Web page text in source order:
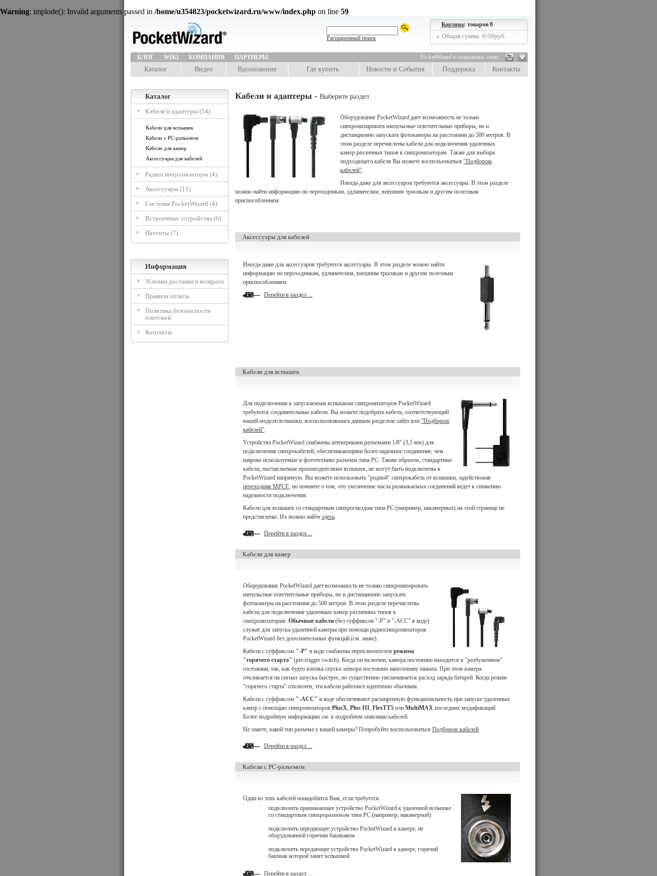
Warning: implode(): Invalid arguments passed in /home/u354823/pocketwizard.ru/www/index.php on line 59
Корзина: товаров 0
Общая сумма: 0.00руб.
Расширенный поиск
БЛОГ WIKI КОМПАНИЯ ПАРТНЕРЫ PocketWizard в социальных сетях:
Каталог Видео Вдохновение Где купить Новости и События Поддержка Контакты
Каталог
Кабели и адаптеры (54)
Кабели для вспышек
Кабели с PC-разъемом
Кабели для камер
Аксессуары для кабелей
Радиосинхронизаторы (4)
Аксессуары (11)
Системы PocketWizard (4)
Встроенные устройства (6)
Патенты (7)
Информация
Условия доставки и возврата
Правила оплаты
Политика безопасности
платежей
Контакты
Кабели и адаптеры - Выберите раздел
Оборудование PocketWizard дает возможность не только
синхронизировать импульсные осветительные приборы, но и
дистанционно запускать фотокамеры на расстоянии до 500 метров. В
этом разделе перечислены кабели для подключения удаленных
камер различных типов к синхронизаторам. Также для выбора
подходящего кабеля Вы можете воспользоваться "Подбором
кабелей".
Иногда даже для аксессуаров требуются аксессуары. В этом разделе
можно найти информацию по переходникам, удлинителям, внешним тросикам и другим полезным
приспособлениям.
Аксессуары для кабелей
Иногда даже для аксессуаров требуются аксессуары. В этом разделе можно найти
информацию по переходникам, удлинителям, внешним тросикам и другим полезным
приспособлениям.
Перейти в раздел ...
Кабели для вспышек
Для подключения к запускаемым вспышкам синхронизаторов PocketWizard
требуются соединительные кабели. Вы можете подобрать кабель, соответствующий
вашей модели вспышки, воспользовавшись данным разделом сайта или "Подбором
кабелей".
Устройства PocketWizard снабжены штекерными разъемами 1/8" (3,5 мм) для
подключения синхрокабелей, обеспечивающими более надежное соединение, чем
широко используемые в фототехнике разъемы типа PC. Таким образом, стандартные
кабели, поставляемые производителями вспышек, не могут быть подключены к
PocketWizard напрямую. Вы можете использовать "родной" синхрокабель от вспышки, задействовав
переходник MPCF, но помните о том, что увеличение числа размыкаемых соединений ведет к снижению
надежности подключения.
Кабели для вспышек со стандартным синхрогнездом типа PC (например, накамерных) на этой странице не
представлены. Их можно найти здесь.
Перейти в раздел ...
Кабели для камер
Оборудование PocketWizard дает возможность не только синхронизировать
импульсные осветительные приборы, но и дистанционно запускать
фотокамеры на расстоянии до 500 метров. В этом разделе перечислены
кабели для подключения удаленных камер различных типов к
синхронизаторам. Обычные кабели (без суффиксов "-P" и "-ACC" в коде)
служат для запуска удаленной камеры при помощи радиосинхронизаторов
PocketWizard без дополнительных функций (см. ниже).
Кабели с суффиксом "-P" в коде снабжены переключателем режима
"горячего старта" (pre-trigger switch). Когда он включен, камера постоянно находится в "разбуженном"
состоянии, так, как будто кнопка спуска затвора постоянно наполовину нажата. При этом камера
откликается на сигнал запуска быстрее, но существенно увеличивается расход заряда батарей. Когда режим
"горячего старта" отключен, эти кабели работают идентично обычным.
Кабели с суффиксом "-ACC" в коде обеспечивают расширенную функциональность при запуске удаленных
камер с помощью синхронизаторов PlusX, Plus III, FlexTT5 или MultiMAX последних модификаций.
Более подробную информацию см. в подробном описании кабелей.
Не знаете, какой тип разъема у вашей камеры? Попробуйте воспользоваться Подбором кабелей.
Перейти в раздел ...
Кабели с PC-разъемом
Один из этих кабелей понадобится Вам, если требуется:
подключить принимающее устройство PocketWizard к удаленной вспышке
со стандартным синхроразъемом типа PC (например, накамерной)
подключить передающее устройство PocketWizard к камере, не
оборудованной горячим башмаком
подключить передающее устройство PocketWizard к камере, горячий
башмак которой занят вспышкой
Перейти в раздел ...